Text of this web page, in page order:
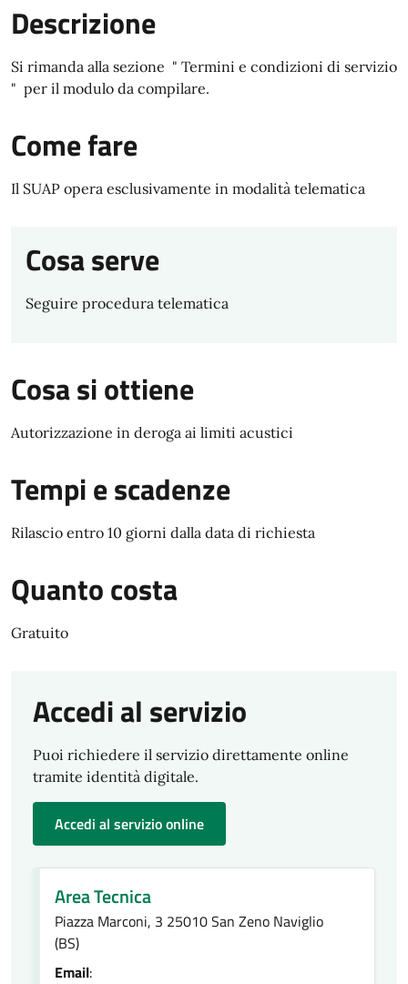
Descrizione
Si rimanda alla sezione " Termini e condizioni di servizio
" per il modulo da compilare.
Come fare
Il SUAP opera esclusivamente in modalità telematica
Cosa serve
Seguire procedura telematica
Cosa si ottiene
Autorizzazione in deroga ai limiti acustici
Tempi e scadenze
Rilascio entro 10 giorni dalla data di richiesta
Quanto costa
Gratuito
Accedi al servizio
Puoi richiedere il servizio direttamente online
tramite identità digitale.
Accedi al servizio online
Area Tecnica
Piazza Marconi, 3 25010 San Zeno Naviglio
(BS)
Email: